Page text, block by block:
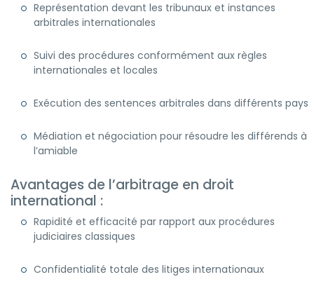
Représentation devant les tribunaux et instances
arbitrales internationales
Suivi des procédures conformément aux règles
internationales et locales
Exécution des sentences arbitrales dans différents pays
Médiation et négociation pour résoudre les différends à
l’amiable
Avantages de l’arbitrage en droit
international :
Rapidité et efficacité par rapport aux procédures
judiciaires classiques
Confidentialité totale des litiges internationaux